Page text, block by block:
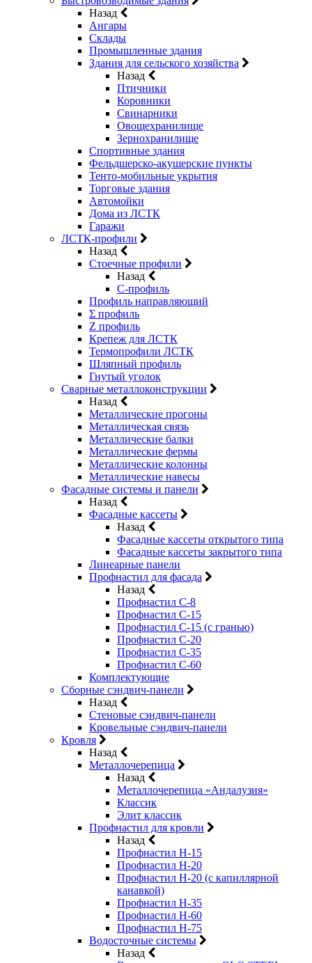
Назад
Ангары
Склады
Промышленные здания
Здания для сельского хозяйства
Назад
Птичники
Коровники
Свинарники
Овощехранилище
Зернохранилище
Спортивные здания
Фельдшерско-акушерские пункты
Тенто-мобильные укрытия
Торговые здания
Автомойки
Дома из ЛСТК
Гаражи
ЛСТК-профили
Назад
Стоечные профили
Назад
C-профиль
Профиль направляющий
Σ профиль
Z профиль
Крепеж для ЛСТК
Термопрофили ЛСТК
Шляпный профиль
Гнутый уголок
Сварные металлоконструкции
Назад
Металлические прогоны
Металлическая связь
Металлические балки
Металлические фермы
Металлические колонны
Металлические навесы
Фасадные системы и панели
Назад
Фасадные кассеты
Назад
Фасадные кассеты открытого типа
Фасадные кассеты закрытого типа
Линеарные панели
Профнастил для фасада
Назад
Профнастил С-8
Профнастил С-15
Профнастил С-15 (с гранью)
Профнастил С-20
Профнастил С-35
Профнастил С-60
Комплектующие
Сборные сэндвич-панели
Назад
Стеновые сэндвич-панели
Кровельные сэндвич-панели
Кровля
Назад
Металлочерепица
Назад
Металлочерепица «Андалузия»
Классик
Элит классик
Профнастил для кровли
Назад
Профнастил Н-15
Профнастил Н-20
Профнастил Н-20 (с капиллярной
канавкой)
Профнастил Н-35
Профнастил Н-60
Профнастил Н-75
Водосточные системы
Назад